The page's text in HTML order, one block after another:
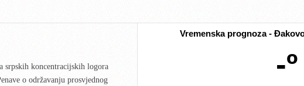
srpskih koncentracijskih logora
o održavanju prosvjednog
Vremenska prognoza -
-º